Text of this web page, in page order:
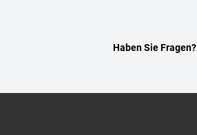
Haben Sie Fragen?